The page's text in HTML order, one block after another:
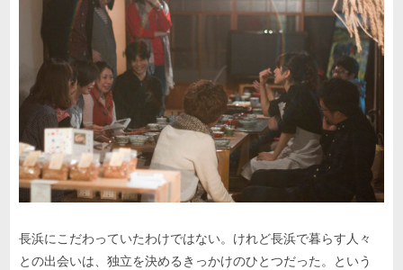
長浜にこだわっていたわけではない。けれど長浜で暮らす人々
との出会いは、独立を決めるきっかけのひとつだった。という